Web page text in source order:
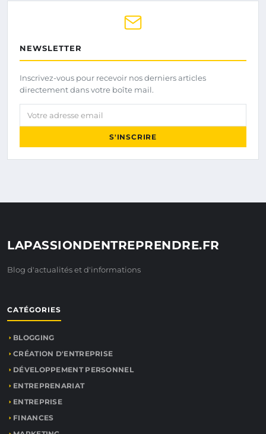
NEWSLETTER
Inscrivez-vous pour recevoir nos derniers articles
directement dans votre boîte mail.
Votre adresse email
S'INSCRIRE
LAPASSIONDENTREPRENDRE.FR
Blog d'actualités et d'informations
CATÉGORIES
BLOGGING
CRÉATION D'ENTREPRISE
DÉVELOPPEMENT PERSONNEL
ENTREPRENARIAT
ENTREPRISE
FINANCES